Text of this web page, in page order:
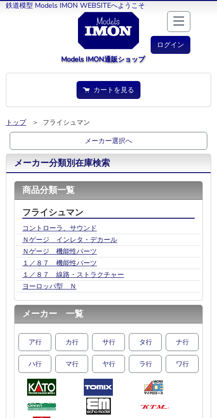
鉄道模型 Models IMON WEBSITEへようこそ
ログイン
Models IMON通販ショップ
カートを見る
トップ
＞ フライシュマン
メーカー選択へ
メーカー分類別在庫検索
商品分類一覧
フライシュマン
コントローラ、サウンド
Ｎゲージ インレタ・デカール
Ｎゲージ 機能性パーツ
１／８７ 機能性パーツ
１／８７ 線路・ストラクチャー
ヨーロッパ型 Ｎ
メーカー 一覧
ア行 カ行 サ行 タ行 ナ行
ハ行 マ行 ヤ行 ラ行 ワ行